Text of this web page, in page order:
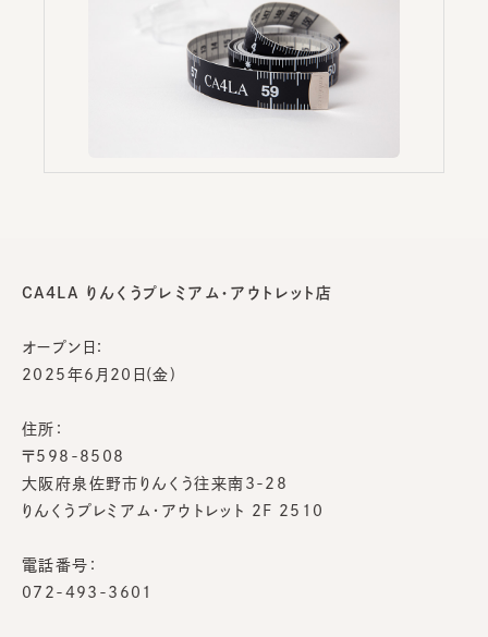
CA4LA りんくうプレミアム・アウトレット店
オープン日：
2025年6月20日(金)
住所：
〒598-8508
大阪府泉佐野市りんくう往来南3-28
りんくうプレミアム・アウトレット 2F 2510
電話番号：
072-493-3601